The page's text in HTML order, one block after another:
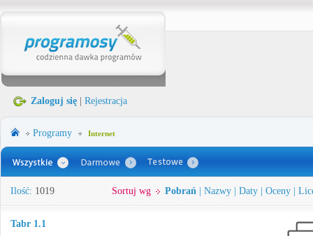
Zaloguj się Rejestracja
Programy Internet
Ilość: 1019 Sortuj wg Pobrań Nazwy Daty Oceny
Tabr 1.1